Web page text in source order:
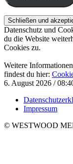
Datenschutz und
du die Website
Cookies zu.
Weitere
findest du hier:
6. August 2026 /
Impressum
© WESTWOOD